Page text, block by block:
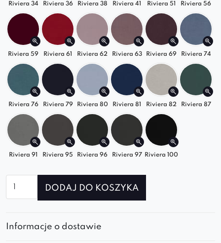
nowoczesnym lub loftowym. Dostępne w
szerokiej gamie tkanin i kolorów – bez trudu
dopasujesz je do swojej aranżacji.
Wybierzkrzesło tapicerowane Diaroi stwórz
wnętrze, które łączy funkcjonalność z dobrym
stylem. Idealne jako
wygodne krzesło do salonu,
jadalni lub biura
– minimalistyczna forma i
maksymalna wygoda.
Riviera 34 Riviera 36 Riviera 38 Riviera 41 Riviera 51 Riviera 56
Riviera 59 Riviera 61 Riviera 62 Riviera 63 Riviera 69 Riviera 74
Riviera 76 Riviera 79 Riviera 80 Riviera 81 Riviera 82 Riviera 87
Riviera 91 Riviera 95 Riviera 96 Riviera 97 Riviera 100
Krzesło
black
DODAJ DO KOSZYKA
Informacje o dostawie